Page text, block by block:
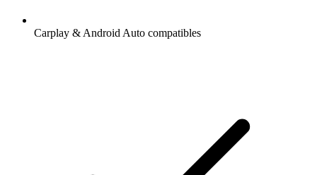
Carplay & Android Auto compatibles